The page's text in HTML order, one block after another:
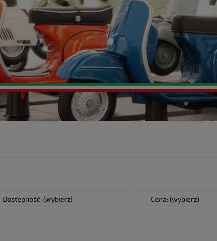
Dostępność: (wybierz) Cena: (wybierz)